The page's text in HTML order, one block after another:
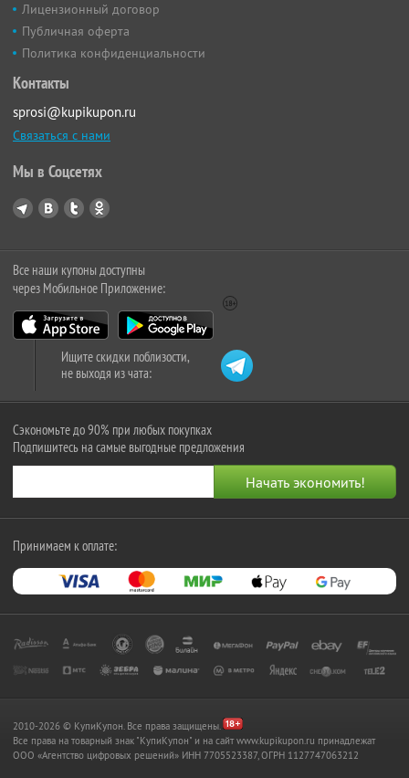
Лицензионный договор
Публичная оферта
Политика конфиденциальности
Контакты
sprosi@kupikupon.ru
Связаться с нами
Мы в Соцсетях
Все наши купоны доступны
через Мобильное Приложение:
Ищите скидки поблизости,
не выходя из чата:
Сэкономьте до 90% при любых покупках
Подпишитесь на самые выгодные предложения
Принимаем к оплате:
2010-2026 © КупиКупон. Все права защищены.
Все права на товарный знак "КупиКупон" и на сайт www.kupikupon.ru принадлежат
OOO «Агентство цифровых решений» ИНН 7705523387, ОГРН 1127747063212